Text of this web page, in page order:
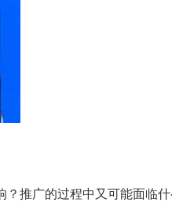
推广的过程中又可能面临